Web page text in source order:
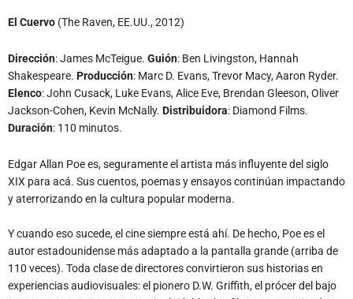
El Cuervo (The Raven, EE.UU., 2012)
Dirección: James McTeigue. Guión: Ben Livingston, Hannah
Shakespeare. Producción: Marc D. Evans, Trevor Macy, Aaron Ryder.
Elenco: John Cusack, Luke Evans, Alice Eve, Brendan Gleeson, Oliver
Jackson-Cohen, Kevin McNally. Distribuidora: Diamond Films.
Duración: 110 minutos.
Edgar Allan Poe es, seguramente el artista más influyente del siglo
XIX para acá. Sus cuentos, poemas y ensayos continúan impactando
y aterrorizando en la cultura popular moderna.
Y cuando eso sucede, el cine siempre está ahí. De hecho, Poe es el
autor estadounidense más adaptado a la pantalla grande (arriba de
110 veces). Toda clase de directores convirtieron sus historias en
experiencias audiovisuales: el pionero D.W. Griffith, el prócer del bajo